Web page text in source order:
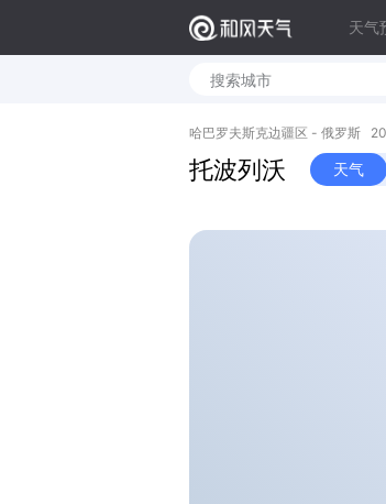
天气
哈巴罗夫斯克边疆区 - 俄罗斯
托波列沃 天气